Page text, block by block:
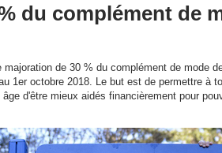
du complément de
majoration de 30 % du complément de mode
1er octobre 2018. Le but est de permettre à
d'être mieux aidés financièrement pour